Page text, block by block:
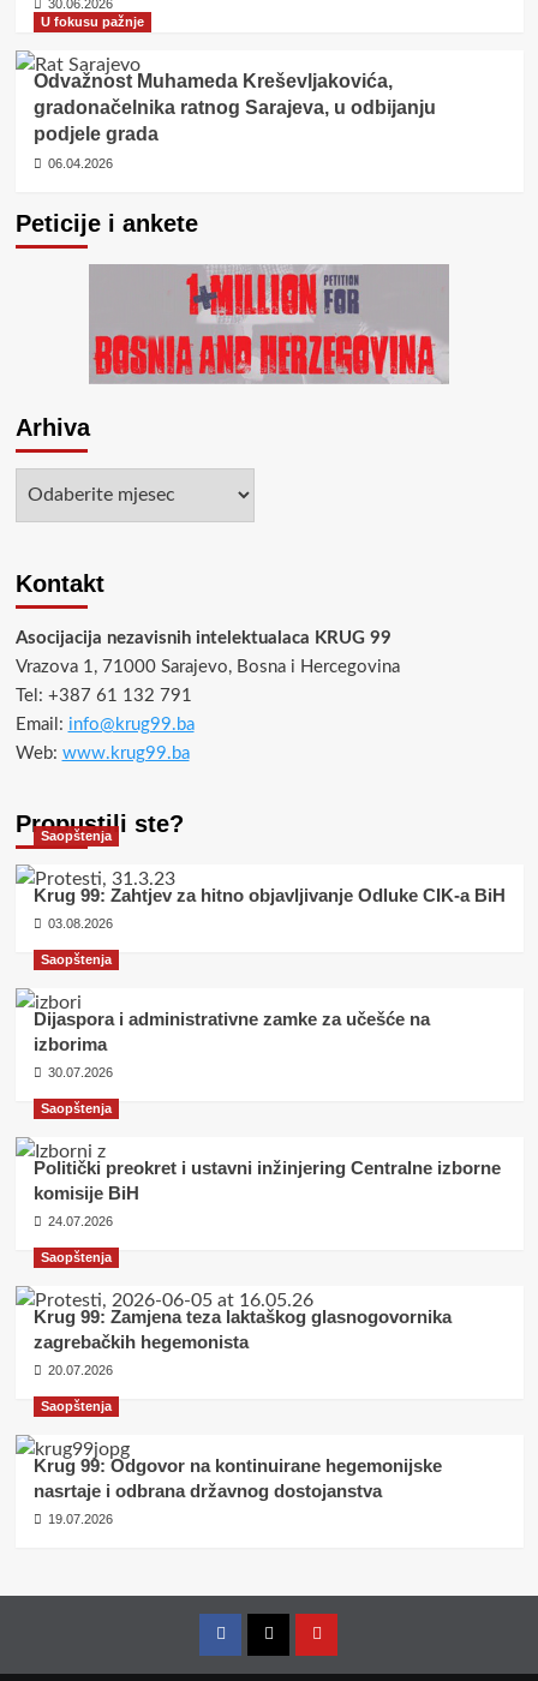
30.06.2026
U fokusu pažnje
Odvažnost Muhameda Kreševljakovića,
gradonačelnika ratnog Sarajeva, u odbijanju
podjele grada
06.04.2026
Peticije i ankete
Arhiva
Kontakt
Asocijacija nezavisnih intelektualaca KRUG 99
Vrazova 1, 71000 Sarajevo, Bosna i Hercegovina
Tel: +387 61 132 791
Email: info@krug99.ba
Web: www.krug99.ba
Propustili ste?
Saopštenja
Krug 99: Zahtjev za hitno objavljivanje Odluke CIK-a BiH
03.08.2026
Saopštenja
Dijaspora i administrativne zamke za učešće na
izborima
30.07.2026
Saopštenja
Politički preokret i ustavni inžinjering Centralne izborne
komisije BiH
24.07.2026
Saopštenja
Krug 99: Zamjena teza laktaškog glasnogovornika
zagrebačkih hegemonista
20.07.2026
Saopštenja
Krug 99: Odgovor na kontinuirane hegemonijske
nasrtaje i odbrana državnog dostojanstva
19.07.2026
FacebookTwitterYouTube